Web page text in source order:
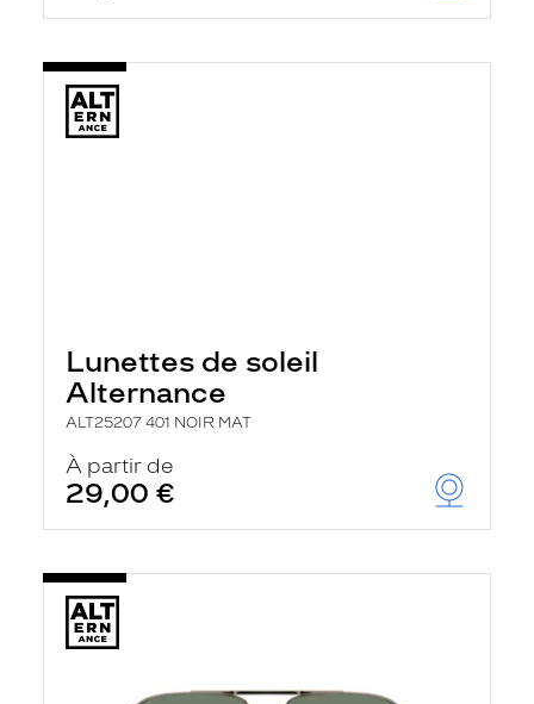
Lunettes de soleil
Alternance
ALT25207 401 NOIR MAT
À partir de
29,00 €